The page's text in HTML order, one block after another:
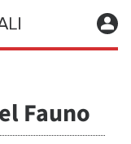
Fauno